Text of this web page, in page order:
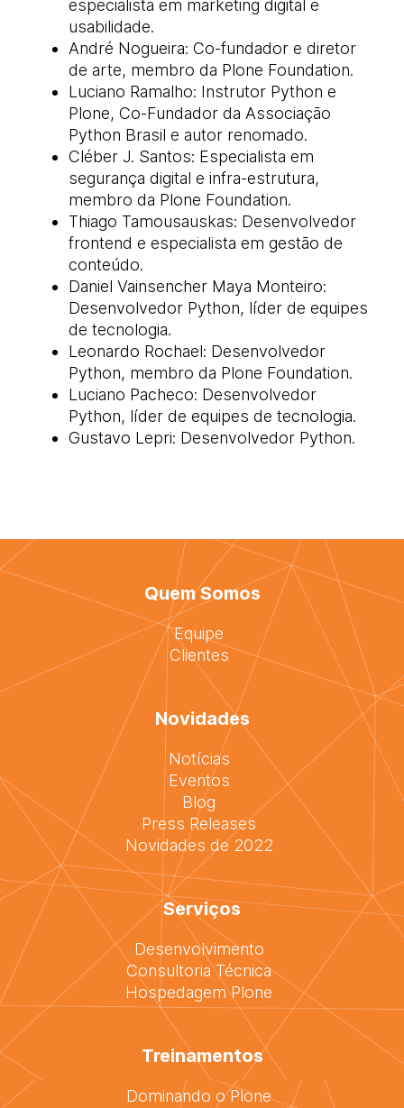
especialista em marketing digital e
usabilidade.
André Nogueira: Co-fundador e diretor
de arte, membro da Plone Foundation.
Luciano Ramalho: Instrutor Python e
Plone, Co-Fundador da Associação
Python Brasil e autor renomado.
Cléber J. Santos: Especialista em
segurança digital e infra-estrutura,
membro da Plone Foundation.
Thiago Tamousauskas: Desenvolvedor
frontend e especialista em gestão de
conteúdo.
Daniel Vainsencher Maya Monteiro:
Desenvolvedor Python, líder de equipes
de tecnologia.
Leonardo Rochael: Desenvolvedor
Python, membro da Plone Foundation.
Luciano Pacheco: Desenvolvedor
Python, líder de equipes de tecnologia.
Gustavo Lepri: Desenvolvedor Python.
Quem Somos
Equipe
Clientes
Novidades
Notícias
Eventos
Blog
Press Releases
Novidades de 2022
Serviços
Desenvolvimento
Consultoria Técnica
Hospedagem Plone
Treinamentos
Dominando o Plone